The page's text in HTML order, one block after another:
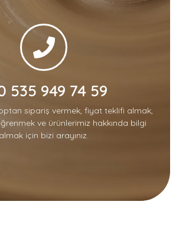
535 949 74 59
sipariş vermek, fiyat teklifi almak,
ve ürünlerimiz hakkında bilgi
almak için bizi arayınız.